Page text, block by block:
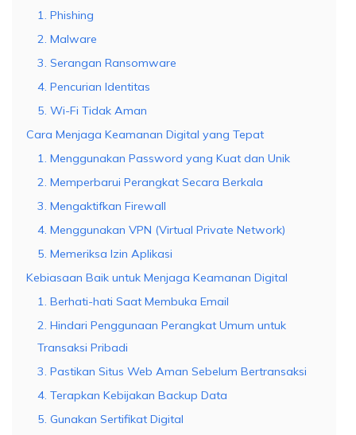
1. Phishing
2. Malware
3. Serangan Ransomware
4. Pencurian Identitas
5. Wi-Fi Tidak Aman
Cara Menjaga Keamanan Digital yang Tepat
1. Menggunakan Password yang Kuat dan Unik
2. Memperbarui Perangkat Secara Berkala
3. Mengaktifkan Firewall
4. Menggunakan VPN (Virtual Private Network)
5. Memeriksa Izin Aplikasi
Kebiasaan Baik untuk Menjaga Keamanan Digital
1. Berhati-hati Saat Membuka Email
2. Hindari Penggunaan Perangkat Umum untuk
Transaksi Pribadi
3. Pastikan Situs Web Aman Sebelum Bertransaksi
4. Terapkan Kebijakan Backup Data
5. Gunakan Sertifikat Digital